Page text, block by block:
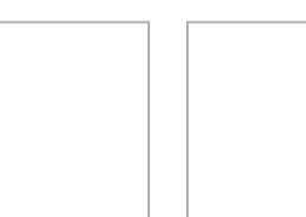
lavoro CNC